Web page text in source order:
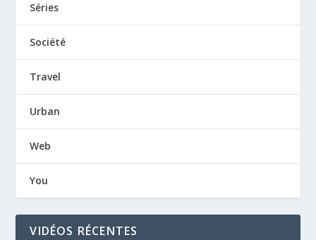
Séries
Société
Travel
Urban
Web
You
VIDÉOS RÉCENTES